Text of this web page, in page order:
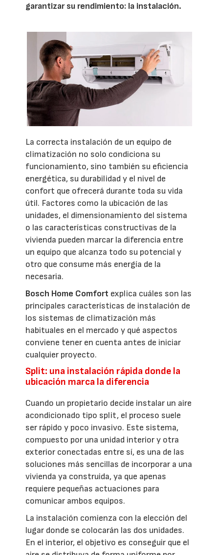
garantizar su rendimiento: la instalación.
La correcta instalación de un equipo de
climatización no solo condiciona su
funcionamiento, sino también su eficiencia
energética, su durabilidad y el nivel de
confort que ofrecerá durante toda su vida
útil. Factores como la ubicación de las
unidades, el dimensionamiento del sistema
o las características constructivas de la
vivienda pueden marcar la diferencia entre
un equipo que alcanza todo su potencial y
otro que consume más energía de la
necesaria.
Bosch Home Comfort explica cuáles son las
principales características de instalación de
los sistemas de climatización más
habituales en el mercado y qué aspectos
conviene tener en cuenta antes de iniciar
cualquier proyecto.
Split: una instalación rápida donde la
ubicación marca la diferencia
Cuando un propietario decide instalar un aire
acondicionado tipo split, el proceso suele
ser rápido y poco invasivo. Este sistema,
compuesto por una unidad interior y otra
exterior conectadas entre sí, es una de las
soluciones más sencillas de incorporar a una
vivienda ya construida, ya que apenas
requiere pequeñas actuaciones para
comunicar ambos equipos.
La instalación comienza con la elección del
lugar donde se colocarán las dos unidades.
En el interior, el objetivo es conseguir que el